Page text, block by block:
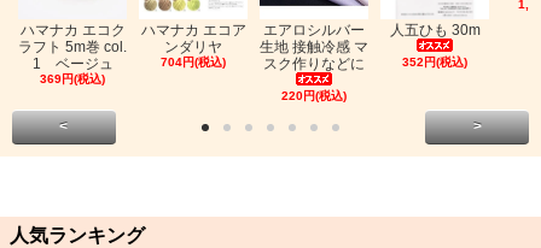
ハマナカ エコク
ラフト 5m巻 col.
1 ベージュ
369円(税込)
ハマナカ エコア
ンダリヤ
704円(税込)
エアロシルバー
生地 接触冷感 マ
スク作りなどに
220円(税込)
人五ひも 30m
352円(税込)
< >
人気ランキング